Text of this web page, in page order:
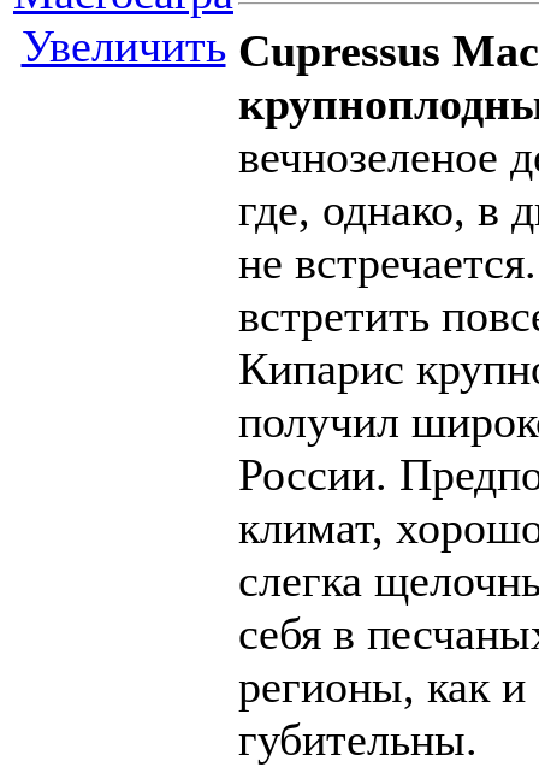
Увеличить Cupressus
вечнозеленое
где, однако, в
не
встретить
Кипарис
получил
России.
климат,
слегка
себя в
регионы, как
губительны.